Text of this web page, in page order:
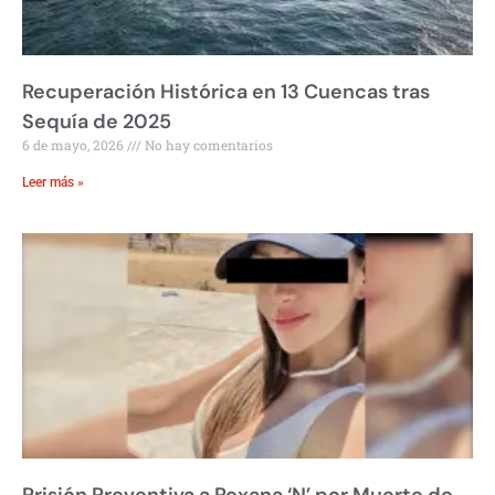
Recuperación Histórica en 13 Cuencas tras
Sequía de 2025
6 de mayo, 2026 No hay comentarios
Leer más »